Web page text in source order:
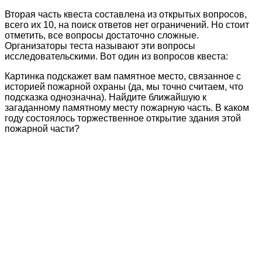
Вторая часть квеста составлена из открытых вопросов,
всего их 10, на поиск ответов нет ограничений. Но стоит
отметить, все вопросы достаточно сложные.
Организаторы теста называют эти вопросы
исследовательскими. Вот один из вопросов квеста:
Картинка подскажет вам памятное место, связанное с
историей пожарной охраны (да, мы точно считаем, что
подсказка однозначна). Найдите ближайшую к
загаданному памятному месту пожарную часть. В каком
году состоялось торжественное открытие здания этой
пожарной части?